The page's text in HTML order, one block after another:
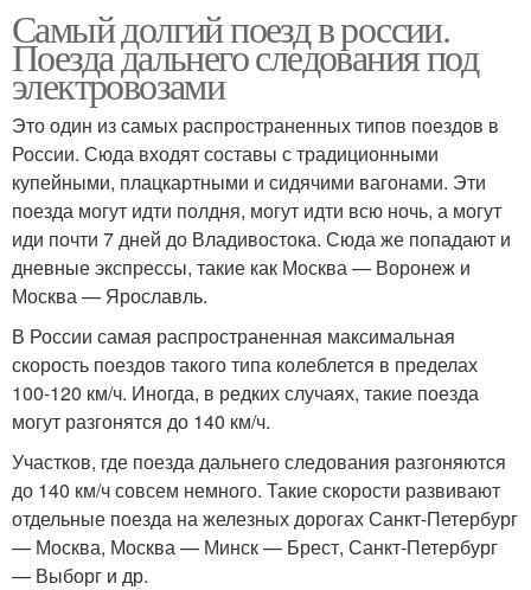
Самый долгий поезд в россии.
Поезда дальнего следования под
электровозами
Это один из самых распространенных типов поездов в
России. Сюда входят составы с традиционными
купейными, плацкартными и сидячими вагонами. Эти
поезда могут идти полдня, могут идти всю ночь, а могут
иди почти 7 дней до Владивостока. Сюда же попадают и
дневные экспрессы, такие как Москва — Воронеж и
Москва — Ярославль.
В России самая распространенная максимальная
скорость поездов такого типа колеблется в пределах
100-120 км/ч. Иногда, в редких случаях, такие поезда
могут разгонятся до 140 км/ч.
Участков, где поезда дальнего следования разгоняются
до 140 км/ч совсем немного. Такие скорости развивают
отдельные поезда на железных дорогах Санкт-Петербург
— Москва, Москва — Минск — Брест, Санкт-Петербург
— Выборг и др.